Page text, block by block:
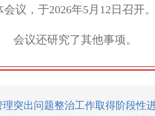
会议，于2026年5月12日召开。
会议还研究了其他事项。
突出问题整治工作取得阶段性